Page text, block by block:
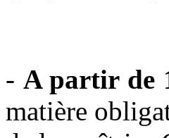
- A partir de
matière